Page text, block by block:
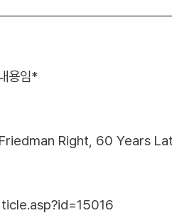
용임*
Right, 60 Years